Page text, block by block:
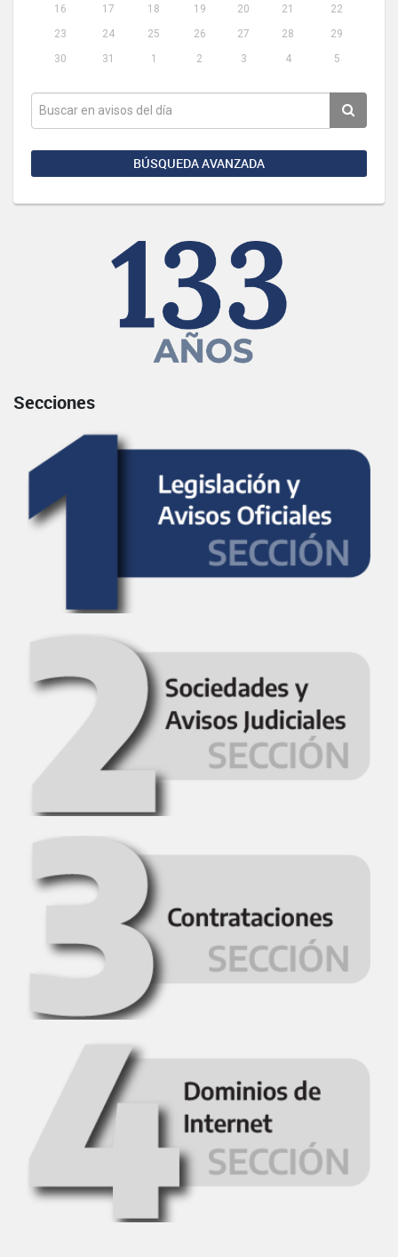
16
17 18 19 20 21
22
23
24 25 26 27 28
29
30
31 1 2 3 4 5
BÚSQUEDA AVANZADA
Secciones